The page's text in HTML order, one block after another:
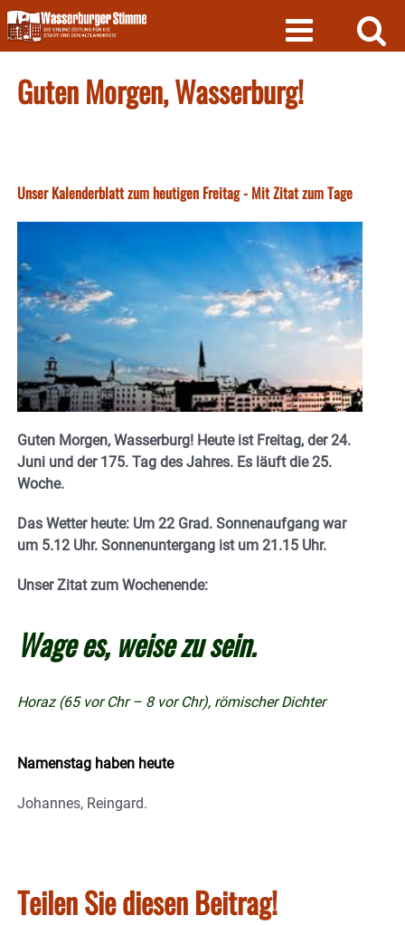
Skip
to
content
Guten Morgen, Wasserburg!
Unser Kalenderblatt zum heutigen Freitag - Mit Zitat zum Tage
Guten Morgen, Wasserburg! Heute ist Freitag, der 24.
Juni und der 175. Tag des Jahres. Es läuft die 25.
Woche.
Das Wetter heute: Um 22 Grad. Sonnenaufgang war
um 5.12 Uhr. Sonnenuntergang ist um 21.15 Uhr.
Unser Zitat zum Wochenende:
Wage es, weise zu sein.
Horaz (65 vor Chr – 8 vor Chr), römischer Dichter
Namenstag haben heute
Johannes, Reingard.
Teilen Sie diesen Beitrag!